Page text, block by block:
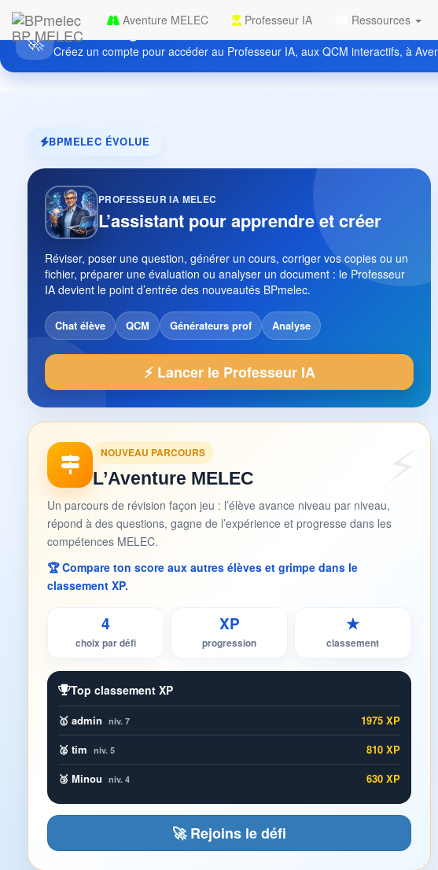
BP MELEC
Aventure MELEC Professeur IA Ressources
🚀 Découvrez gratuitement BPmelec
Créez un compte pour accéder au Professeur IA, aux QCM interactifs, à
BPMELEC ÉVOLUE
PROFESSEUR IA MELEC
L’assistant pour apprendre et créer
Réviser, poser une question, générer un cours, corriger vos copies ou un
fichier, préparer une évaluation ou analyser un document : le Professeur
IA devient le point d’entrée des nouveautés BPmelec.
Chat élève QCM Générateurs prof Analyse
⚡ Lancer le Professeur IA
NOUVEAU PARCOURS
L’Aventure MELEC
Un parcours de révision façon jeu : l’élève avance niveau par niveau,
répond à des questions, gagne de l’expérience et progresse dans les
compétences MELEC.
🏆 Compare ton score aux autres élèves et grimpe dans le
classement XP.
4
choix par défi
XP
progression
★
classement
Top classement XP
🥇 admin niv. 7
1975 XP
🥈 tim niv. 5
810 XP
🥉 Minou niv. 4 630 XP
🚀 Rejoins le défi